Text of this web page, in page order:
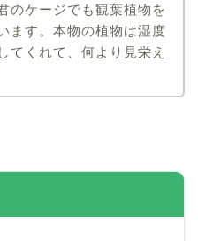
のケージでも観葉植物を
ます。本物の植物は湿度
てくれて、何より見栄え